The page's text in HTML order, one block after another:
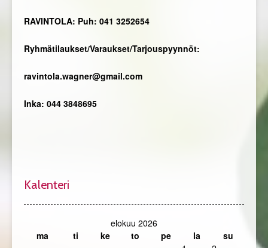
RAVINTOLA: Puh: 041 3252654
Ryhmätilaukset/Varaukset/Tarjouspyynnöt:
ravintola.wagner@gmail.com
Inka: 044 3848695
Kalenteri
elokuu 2026
ma
ti ke to pe la
su